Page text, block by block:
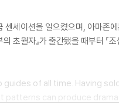
센세이션을 일으켰으며, 아마존
월자』가 출간됐을 때부터 『조
of all time. Having
can produce